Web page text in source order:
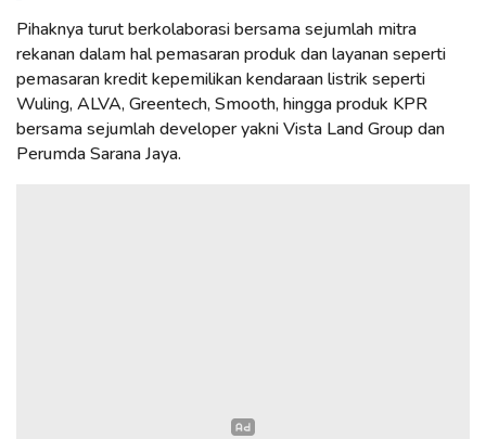
Pihaknya turut berkolaborasi bersama sejumlah mitra
rekanan dalam hal pemasaran produk dan layanan seperti
pemasaran kredit kepemilikan kendaraan listrik seperti
Wuling, ALVA, Greentech, Smooth, hingga produk KPR
bersama sejumlah developer yakni Vista Land Group dan
Perumda Sarana Jaya.